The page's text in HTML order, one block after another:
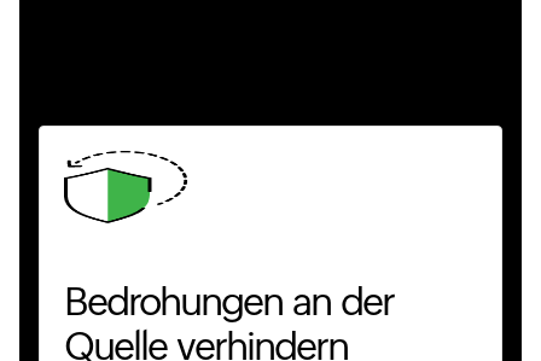
Bedrohungen an der
Quelle verhindern